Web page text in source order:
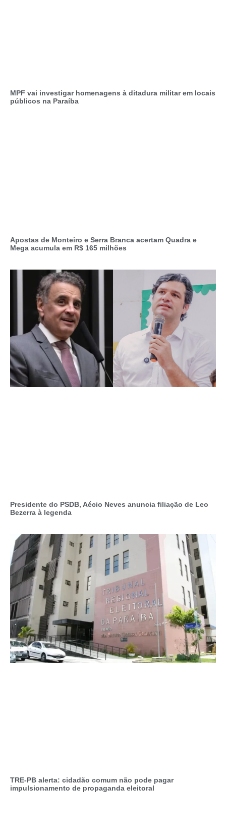
MPF vai investigar homenagens à ditadura militar em locais
públicos na Paraíba
Apostas de Monteiro e Serra Branca acertam Quadra e
Mega acumula em R$ 165 milhões
Presidente do PSDB, Aécio Neves anuncia filiação de Leo
Bezerra à legenda
TRE-PB alerta: cidadão comum não pode pagar
impulsionamento de propaganda eleitoral